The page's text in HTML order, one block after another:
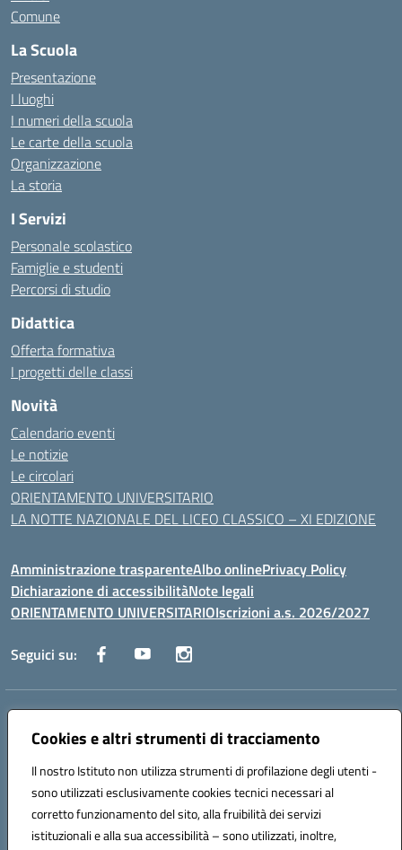
Cookies e altri strumenti di tracciamento
Il nostro Istituto non utilizza strumenti di profilazione degli utenti -
sono utilizzati esclusivamente cookies tecnici necessari al
corretto funzionamento del sito, alla fruibilità dei servizi
istituzionali e alla sua accessibilità – sono utilizzati, inoltre,
Comune
La Scuola
Presentazione
I luoghi
I numeri della scuola
Le carte della scuola
Organizzazione
La storia
I Servizi
Personale scolastico
Famiglie e studenti
Percorsi di studio
Didattica
Offerta formativa
I progetti delle classi
Novità
Calendario eventi
Le notizie
Le circolari
ORIENTAMENTO UNIVERSITARIO
LA NOTTE NAZIONALE DEL LICEO CLASSICO – XI EDIZIONE
Amministrazione trasparenteAlbo onlinePrivacy Policy
Dichiarazione di accessibilitàNote legali
ORIENTAMENTO UNIVERSITARIOIscrizioni a.s. 2026/2027
Seguici su:
Indirizzo:
Centralino:0882 331218 Email:fgps210002@istruzione.it
Codice fiscale: 93071630714
Codice meccanografico:
FGPS210002
Codice unico di fatturazione (CUF): UF7W9K